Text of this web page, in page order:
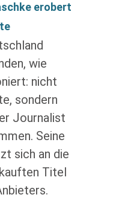
erobert
wie
nicht
sondern
Journalist
Seine
sich an die
Titel